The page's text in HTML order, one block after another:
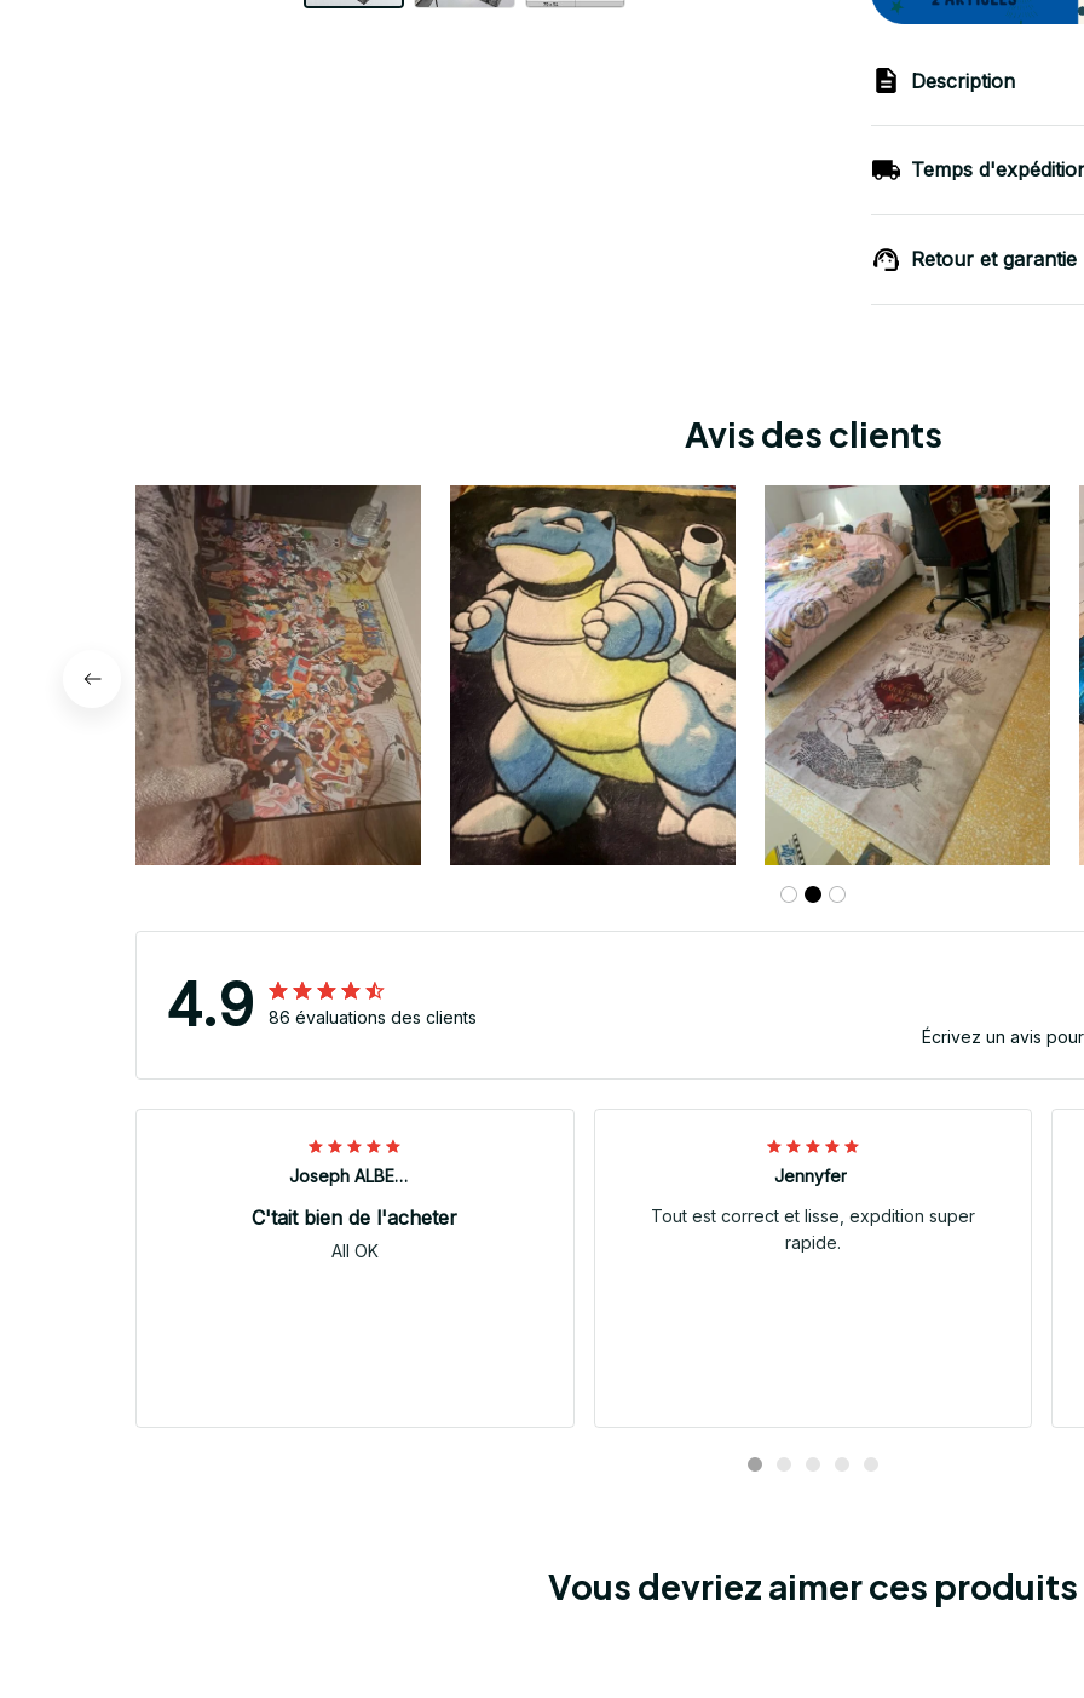
Description
Temps
Retour et garantie
Avis des clients
4.9
86 évaluations des clients
Écrivez un avis
Joseph ALBERTINI
C'tait bien de l'acheter
All OK
Jennyfer
Tout est correct et lisse, expdition super
rapide.
Vous devriez aimer ces produits